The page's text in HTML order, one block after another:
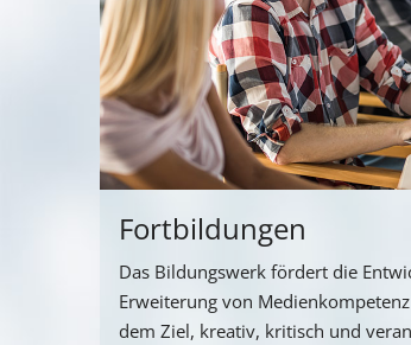
Fortbildungen
Das Bildungswerk fördert die
Erweiterung von
dem Ziel, kreativ, kritisch und